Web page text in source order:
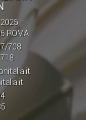
ROMA
708
GIOVENTÙ
TIME
SPORTIVA